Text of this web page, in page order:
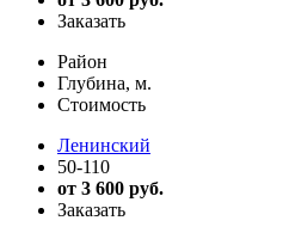
Заказать
Район
Глубина, м.
Стоимость
Ленинский
50-110
от 3 600 руб.
Заказать